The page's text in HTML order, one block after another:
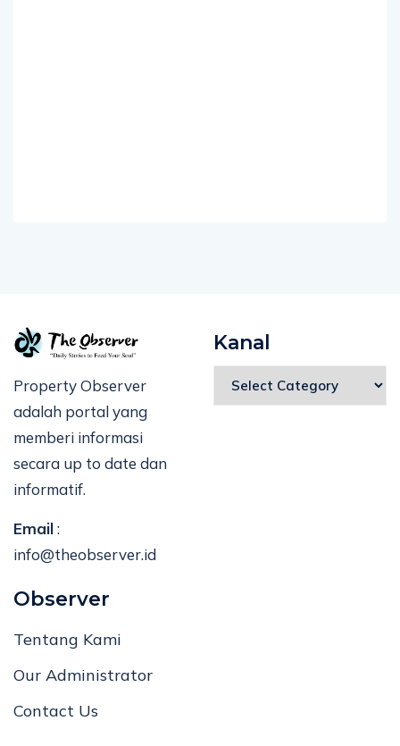
Property Observer
adalah portal yang
memberi informasi
secara up to date dan
informatif.
Email:
info@theobserver.id
Kanal
Observer
Tentang Kami
Our Administrator
Contact Us